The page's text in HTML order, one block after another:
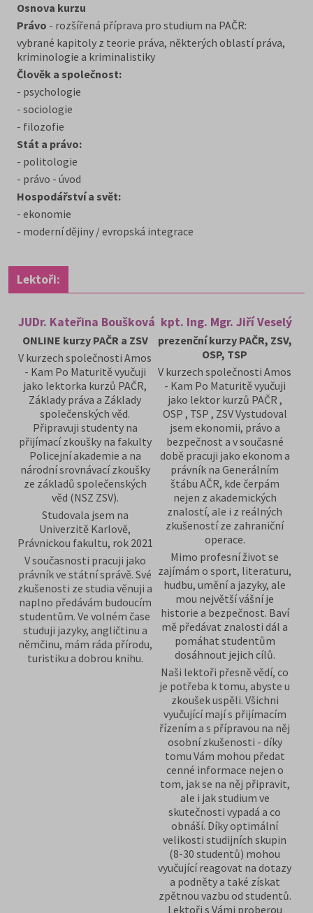
Osnova kurzu
Právo - rozšířená příprava pro studium na PAČR:
vybrané kapitoly z teorie práva, některých oblastí práva,
kriminologie a kriminalistiky
Člověk a společnost:
- psychologie
- sociologie
- filozofie
Stát a právo:
- politologie
- právo - úvod
Hospodářství a svět:
- ekonomie
- moderní dějiny / evropská integrace
Lektoři:
JUDr. Kateřina Boušková
ONLINE kurzy PAČR a ZSV
V kurzech společnosti Amos
- Kam Po Maturitě vyučuji
jako lektorka kurzů PAČR,
Základy práva a Základy
společenských věd.
Připravuji studenty na
přijímací zkoušky na fakulty
Policejní akademie a na
národní srovnávací zkoušky
ze základů společenských
věd (NSZ ZSV).
Studovala jsem na
Univerzitě Karlově,
Právnickou fakultu, rok 2021
V současnosti pracuji jako
právník ve státní správě. Své
zkušenosti ze studia věnuji a
naplno předávám budoucím
studentům. Ve volném čase
studuji jazyky, angličtinu a
němčinu, mám ráda přírodu,
turistiku a dobrou knihu.
kpt. Ing. Mgr. Jiří Veselý
prezenční kurzy PAČR, ZSV,
OSP, TSP
V kurzech společnosti Amos
- Kam Po Maturitě vyučuji
jako lektor kurzů PAČR ,
OSP , TSP , ZSV Vystudoval
jsem ekonomii, právo a
bezpečnost a v současné
době pracuji jako ekonom a
právník na Generálním
štábu AČR, kde čerpám
nejen z akademických
znalostí, ale i z reálných
zkušeností ze zahraniční
operace.
Mimo profesní život se
zajímám o sport, literaturu,
hudbu, umění a jazyky, ale
mou největší vášní je
historie a bezpečnost. Baví
mě předávat znalosti dál a
pomáhat studentům
dosáhnout jejich cílů.
Naši lektoři přesně vědí, co
je potřeba k tomu, abyste u
zkoušek uspěli. Všichni
vyučující mají s přijímacím
řízením a s přípravou na něj
osobní zkušenosti - díky
tomu Vám mohou předat
cenné informace nejen o
tom, jak se na něj připravit,
ale i jak studium ve
skutečnosti vypadá a co
obnáší. Díky optimální
velikosti studijních skupin
(8-30 studentů) mohou
vyučující reagovat na dotazy
a podněty a také získat
zpětnou vazbu od studentů.
Lektoři s Vámi proberou